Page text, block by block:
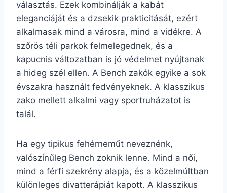
választás. Ezek kombinálják a kabát
eleganciáját és a dzsekik prakticitását, ezért
alkalmasak mind a városra, mind a vidékre. A
szőrös téli parkok felmelegednek, és a
kapucnis változatban is jó védelmet nyújtanak
a hideg szél ellen. A Bench zakók egyike a sok
évszakra használt fedvényeknek. A klasszikus
zako mellett alkalmi vagy sportruházatot is
talál.
Ha egy tipikus fehérneműt neveznénk,
valószínűleg Bench zoknik lenne. Mind a női,
mind a férfi szekrény alapja, és a közelmúltban
különleges divatterápiát kapott. A klasszikus